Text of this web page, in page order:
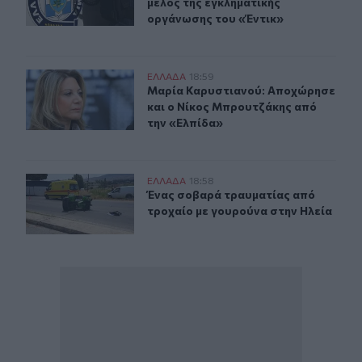
οργάνωσης του «Έντικ»
Μαρία Καρυστιανού: Αποχώρησε και ο Νίκος
ΕΛΛAΔΑ 18:59
Μαρία Καρυστιανού: Αποχώρησε
Μαρία Καρυστιανού: Αποχώρησε
και ο Νίκος Μπρουτζάκης από
την «Ελπίδα»
Ένας σοβαρά τραυματίας από τροχαίο με γουρούνα
ΕΛΛAΔΑ 18:58
Ένας σοβαρά τραυματίας από
Ένας σοβαρά τραυματίας από
τροχαίο με γουρούνα στην Ηλεία